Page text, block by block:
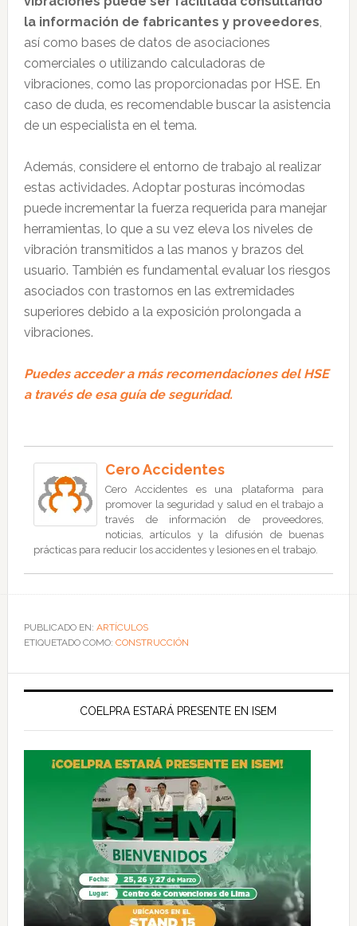
la información de fabricantes y proveedores,
así como bases de datos de asociaciones
comerciales o utilizando calculadoras de
vibraciones, como las proporcionadas por HSE. En
caso de duda, es recomendable buscar la asistencia
de un especialista en el tema.
Además, considere el entorno de trabajo al realizar
estas actividades. Adoptar posturas incómodas
puede incrementar la fuerza requerida para manejar
herramientas, lo que a su vez eleva los niveles de
vibración transmitidos a las manos y brazos del
usuario. También es fundamental evaluar los riesgos
asociados con trastornos en las extremidades
superiores debido a la exposición prolongada a
vibraciones.
Puedes acceder a más recomendaciones del HSE
a través de esa guía de seguridad.
Cero Accidentes
Cero Accidentes es una plataforma para
promover la seguridad y salud en el trabajo a
través de información de proveedores,
noticias, artículos y la difusión de buenas
prácticas para reducir los accidentes y lesiones en el trabajo.
PUBLICADO EN: ARTÍCULOS
ETIQUETADO COMO: CONSTRUCCIÓN
COELPRA ESTARÁ PRESENTE EN ISEM